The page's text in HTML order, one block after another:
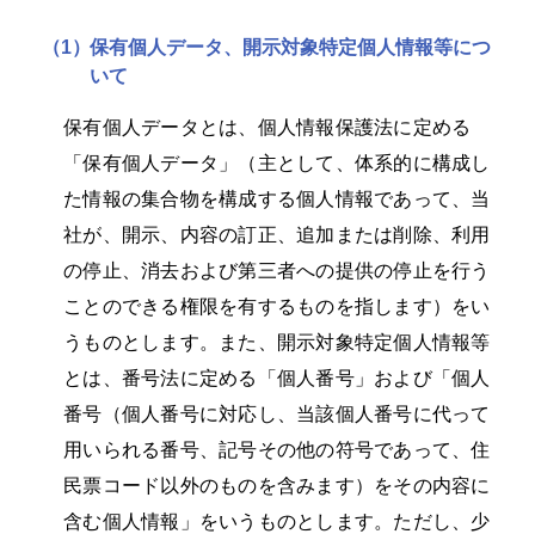
（1）保有個人データ、開示対象特定個人情報等につ
いて
保有個人データとは、個人情報保護法に定める
「保有個人データ」（主として、体系的に構成し
た情報の集合物を構成する個人情報であって、当
社が、開示、内容の訂正、追加または削除、利用
の停止、消去および第三者への提供の停止を行う
ことのできる権限を有するものを指します）をい
うものとします。また、開示対象特定個人情報等
とは、番号法に定める「個人番号」および「個人
番号（個人番号に対応し、当該個人番号に代って
用いられる番号、記号その他の符号であって、住
民票コード以外のものを含みます）をその内容に
含む個人情報」をいうものとします。ただし、少